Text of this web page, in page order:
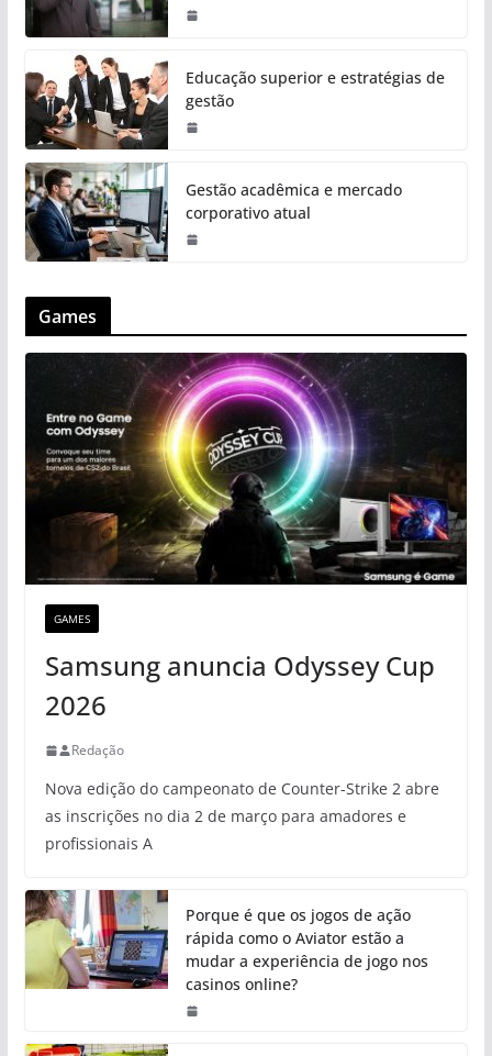
Educação superior e estratégias de
gestão
Gestão acadêmica e mercado
corporativo atual
Games
GAMES
Samsung anuncia Odyssey Cup
2026
Redação
Nova edição do campeonato de Counter-Strike 2 abre
as inscrições no dia 2 de março para amadores e
profissionais A
Porque é que os jogos de ação
rápida como o Aviator estão a
mudar a experiência de jogo nos
casinos online?